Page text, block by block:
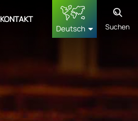
KONTAKT
Deutsch
français
Deutsch
Suchen